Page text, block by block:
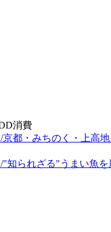
消費
京都・みちのく・上高
"知られざる"うまい魚